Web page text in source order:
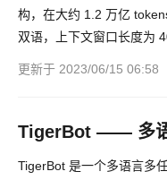
构，在大约 1.2 万亿
双语，上下文窗口长度为
更新于 2023/06/15 06:58
TigerBot —— 多
TigerBot 是一个多语言多